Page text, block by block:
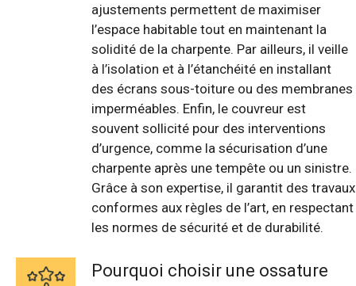
ajustements permettent de maximiser
l’espace habitable tout en maintenant la
solidité de la charpente. Par ailleurs, il veille
à l’isolation et à l’étanchéité en installant
des écrans sous-toiture ou des membranes
imperméables. Enfin, le couvreur est
souvent sollicité pour des interventions
d’urgence, comme la sécurisation d’une
charpente après une tempête ou un sinistre.
Grâce à son expertise, il garantit des travaux
conformes aux règles de l’art, en respectant
les normes de sécurité et de durabilité.
Pourquoi choisir une ossature